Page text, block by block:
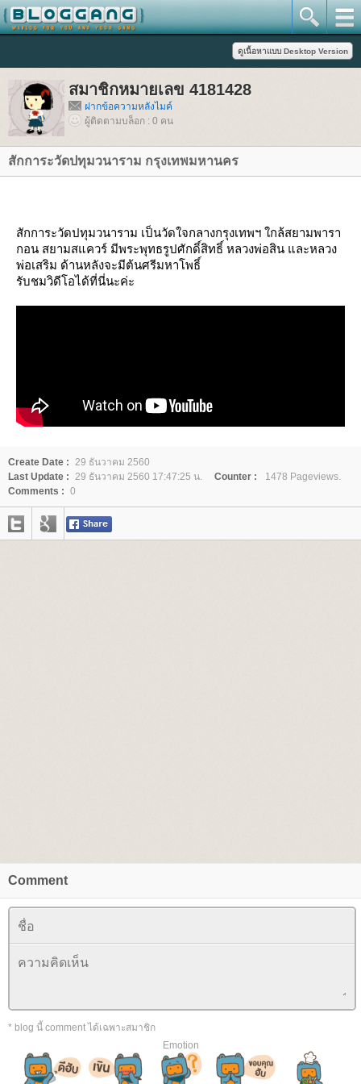
สมาชิกหมายเลข 4181428
ฝากข้อความหลังไมค์
ผู้ติดตามบล็อก : 0 คน
สักการะวัดปทุมวนาราม กรุงเทพมหานคร
สักการะวัดปทุมวนาราม เป็นวัดใจกลางกรุงเทพฯ ใกล้สยามพารา
กอน สยามสแควร์ มีพระพุทธรูปศักดิ์สิทธิ์ หลวงพ่อสิน และหลวง
พ่อเสริม ด้านหลังจะมีต้นศรีมหาโพธิ์
รับชมวิดีโอได้ที่นี่นะค่ะ
Create Date : 29 ธันวาคม 2560
Last Update : 29 ธันวาคม 2560 17:47:25 น. Counter :
1478 Pageviews.
Comments : 0
Comment
* blog นี้ comment ได้เฉพาะสมาชิก
Emotion